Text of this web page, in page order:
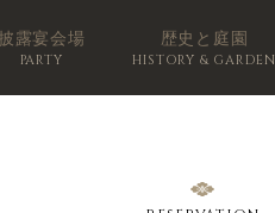
露宴会場
PARTY
歴史と庭園
HISTORY & GARDEN